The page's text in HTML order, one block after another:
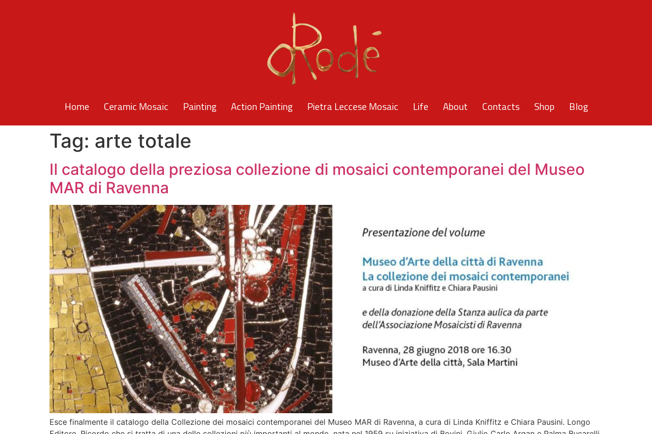
Home Ceramic Mosaic Painting Action Painting Pietra Leccese Mosaic Life About Contacts Shop Blog
Tag: arte totale
Il catalogo della preziosa collezione di mosaici contemporanei del Museo
MAR di Ravenna
Esce finalmente il catalogo della Collezione dei mosaici contemporanei del Museo MAR di Ravenna, a cura di Linda Kniffitz e Chiara Pausini. Longo